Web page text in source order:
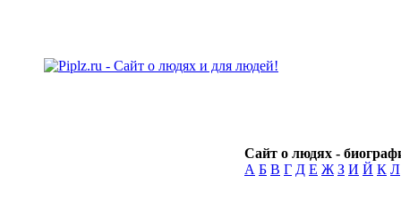
Сайт о людях -
А Б В Г Д Е Ж З И Й К Л